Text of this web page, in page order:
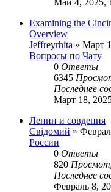
Examining the
Overview
Jeffreyrhita » Март
Вопросы по Чату
0 Ответы
6345
Последнее
Март 18,
Ленин и совдепия
Свідомий »
России
0 Ответы
820
Последнее
Февраль 8,